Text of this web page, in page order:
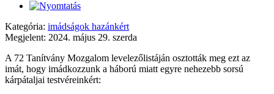
Kategória: imádságok hazánkért
Megjelent: 2024. május 29. szerda
A 72 Tanítvány Mozgalom levelezőlistáján osztották meg ezt az
imát, hogy imádkozzunk a háború miatt egyre nehezebb sorsú
kárpátaljai testvéreinkért: